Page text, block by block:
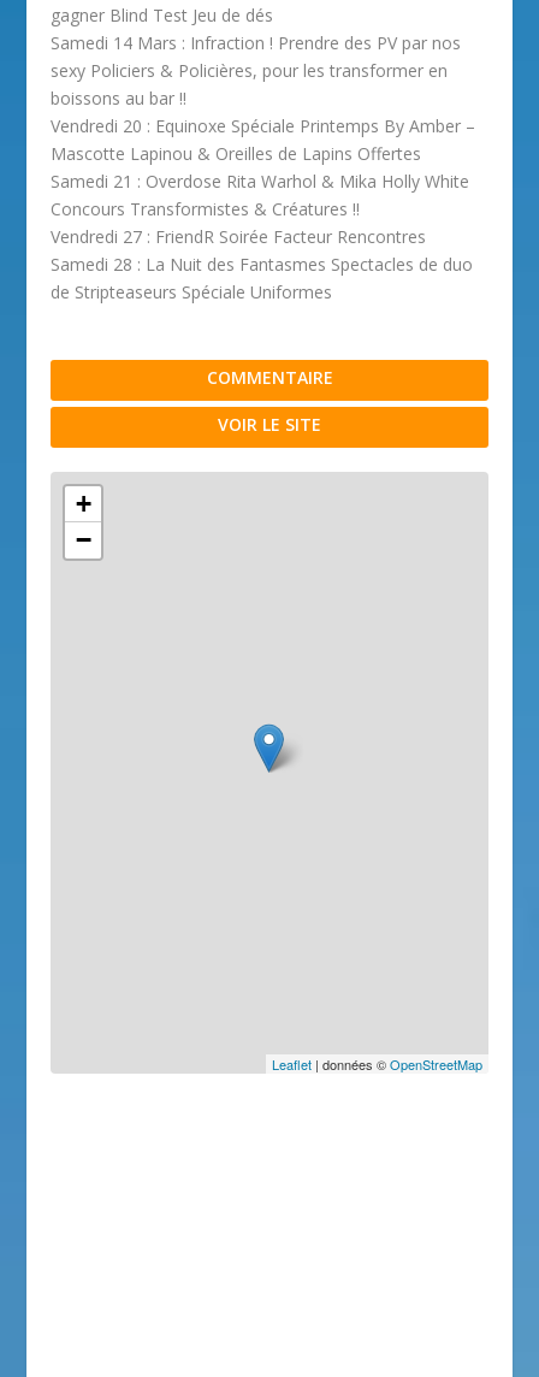
gagner Blind Test Jeu de dés
Samedi 14 Mars : Infraction ! Prendre des PV par nos
sexy Policiers & Policières, pour les transformer en
boissons au bar !!
Vendredi 20 : Equinoxe Spéciale Printemps By Amber –
Mascotte Lapinou & Oreilles de Lapins Offertes
Samedi 21 : Overdose Rita Warhol & Mika Holly White
Concours Transformistes & Créatures !!
Vendredi 27 : FriendR Soirée Facteur Rencontres
Samedi 28 : La Nuit des Fantasmes Spectacles de duo
de Stripteaseurs Spéciale Uniformes
COMMENTAIRE
VOIR LE SITE
+
−
Leaflet| données ©OpenStreetMap